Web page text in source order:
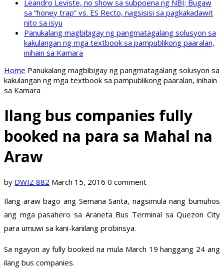
Leandro Leviste, no show sa subpoena ng NBI; Bugaw
sa “honey trap” vs. ES Recto, nagsisisi sa pagkakadawit
nito sa isyu
Panukalang magbibigay ng pangmatagalang solusyon sa
kakulangan ng mga textbook sa pampublikong paaralan,
inihain sa Kamara
Home Panukalang magbibigay ng pangmatagalang solusyon sa
kakulangan ng mga textbook sa pampublikong paaralan, inihain
sa Kamara
Ilang bus companies fully
booked na para sa Mahal na
Araw
by DWIZ 882 March 15, 2016 0 comment
Ilang araw bago ang Semana Santa, nagsimula nang bumuhos
ang mga pasahero sa Araneta Bus Terminal sa Quezon City
para umuwi sa kani-kanilang probinsya.
Sa ngayon ay fully booked na mula March 19 hanggang 24 ang
ilang bus companies.